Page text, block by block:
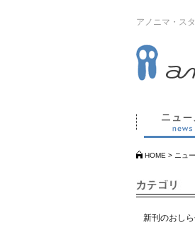
アノニマ・ス
HOME > ニュ
新刊のおし